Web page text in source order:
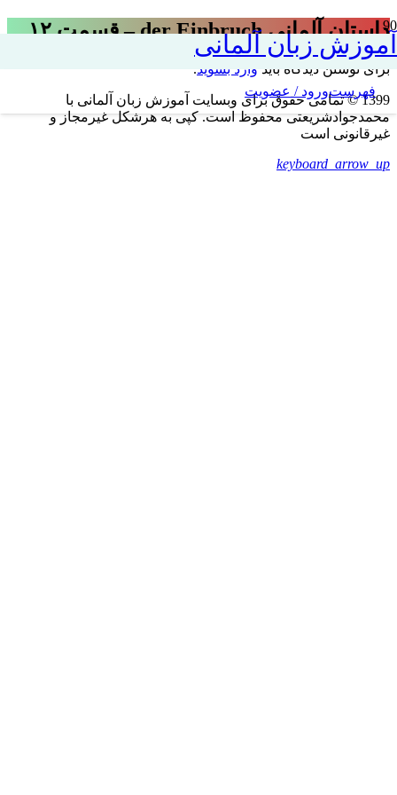
آموزش زبان آلمانی
فهرستورود / عضویت
داستان آلمانی der Einbruch – قسمت ۱۲
برای نوشتن دیدگاه باید وارد بشوید.
1399 © تمامی حقوق برای وبسایت آموزش زبان آلمانی با
محمدجوادشریعتی محفوظ است. کپی به هرشکل غیرمجاز و
غیرقانونی است
keyboard_arrow_up